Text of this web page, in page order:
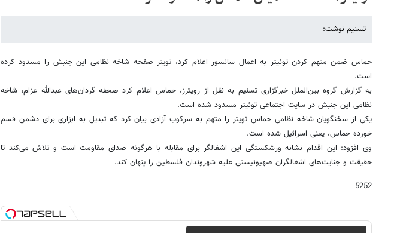
تسنیم نوشت:
حماس ضمن متهم کردن توئیتر به اعمال سانسور اعلام کرد، تویتر صفحه شاخه نظامی این جنبش را مسدود کرده
است.
به گزارش گروه بین‌الملل خبرگزاری تسنیم به نقل از رویترز، حماس اعلام کرد صحفه گردان‌های عبدالله عزام، شاخه
نظامی این جنبش در سایت اجتماعی توئیتر مسدود شده است.
یکی از سخنگویان شاخه نظامی حماس تویتر را متهم به سرکوب آزادی بیان کرد که تبدیل به ابزاری برای دشمن قسم
خورده حماس، یعنی اسرائیل شده است.
وی افزود: این اقدام نشانه ورشکستگی این اشغالگر برای مقابله با هرگونه صدای مقاومت است و تلاش می‌کند تا
حقیقت و جنایت‌های اشغالگران صهیونیستی علیه شهروندان فلسطین را پنهان کند.
5252